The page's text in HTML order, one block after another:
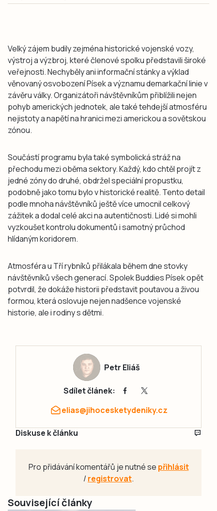
Velký zájem budily zejména historické vojenské vozy,
výstroj a výzbroj, které členové spolku představili široké
veřejnosti. Nechyběly ani informační stánky a výklad
věnovaný osvobození Písek a významu demarkační linie v
závěru války. Organizátoři návštěvníkům přiblížili nejen
pohyb amerických jednotek, ale také tehdejší atmosféru
nejistoty a napětí na hranici mezi americkou a sovětskou
zónou.
Součástí programu byla také symbolická stráž na
přechodu mezi oběma sektory. Každý, kdo chtěl projít z
jedné zóny do druhé, obdržel speciální propustku,
podobně jako tomu bylo v historické realitě. Tento detail
podle mnoha návštěvníků ještě více umocnil celkový
zážitek a dodal celé akci na autentičnosti. Lidé si mohli
vyzkoušet kontrolu dokumentů i samotný průchod
hlídaným koridorem.
Atmosféra u Tří rybníků přilákala během dne stovky
návštěvníků všech generací. Spolek Buddies Písek opět
potvrdil, že dokáže historii představit poutavou a živou
formou, která oslovuje nejen nadšence vojenské
historie, ale i rodiny s dětmi.
Petr Eliáš
Sdílet článek:
elias@jihocesketydeniky.cz
Diskuse k článku
Pro přidávání komentářů je nutné se přihlásit
/registrovat.
Související články